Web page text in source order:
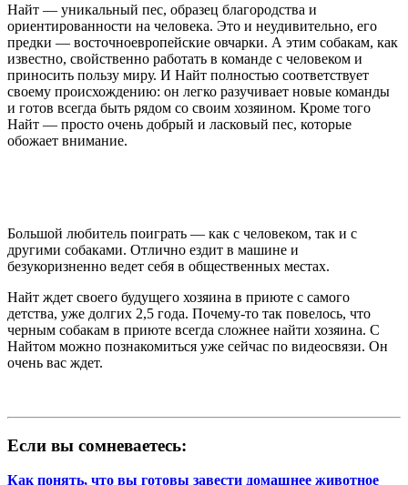
Найт — уникальный пес, образец благородства и
ориентированности на человека. Это и неудивительно, его
предки — восточноевропейские овчарки. А этим собакам, как
известно, свойственно работать в команде с человеком и
приносить пользу миру. И Найт полностью соответствует
своему происхождению: он легко разучивает новые команды
и готов всегда быть рядом со своим хозяином. Кроме того
Найт — просто очень добрый и ласковый пес, которые
обожает внимание.
Большой любитель поиграть — как с человеком, так и с
другими собаками. Отлично ездит в машине и
безукоризненно ведет себя в общественных местах.
Найт ждет своего будущего хозяина в приюте с самого
детства, уже долгих 2,5 года. Почему-то так повелось, что
черным собакам в приюте всегда сложнее найти хозяина. С
Найтом можно познакомиться уже сейчас по видеосвязи. Он
очень вас ждет.
Если вы сомневаетесь:
Как понять, что вы готовы завести домашнее животное